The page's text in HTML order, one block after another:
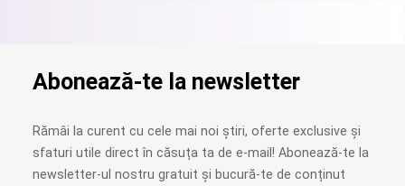
Abonează-te la newsletter
Rămâi la curent cu cele mai noi știri, oferte exclusive și
sfaturi utile direct în căsuța ta de e-mail! Abonează-te la
newsletter-ul nostru gratuit și bucură-te de conținut